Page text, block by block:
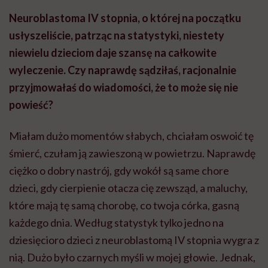
Neuroblastoma IV stopnia, o której na początku
usłyszeliście, patrząc na statystyki, niestety
niewielu dzieciom daje szansę na całkowite
wyleczenie. Czy naprawdę sądziłaś, racjonalnie
przyjmowałaś do wiadomości, że to może się nie
powieść?
Miałam dużo momentów słabych, chciałam oswoić tę
śmierć, czułam ją zawieszoną w powietrzu. Naprawdę
ciężko o dobry nastrój, gdy wokół są same chore
dzieci, gdy cierpienie otacza cię zewsząd, a maluchy,
które mają tę samą chorobę, co twoja córka, gasną
każdego dnia. Według statystyk tylko jedno na
dziesięcioro dzieci z neuroblastomą IV stopnia wygra z
nią. Dużo było czarnych myśli w mojej głowie. Jednak,